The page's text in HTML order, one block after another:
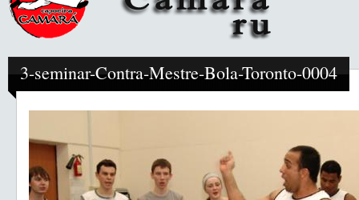
3-seminar-Contra-Mestre-Bola-Toronto-0004